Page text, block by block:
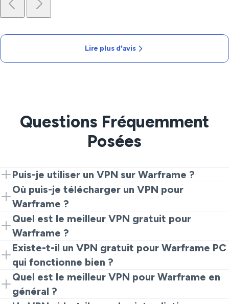
Lire plus d'avis
Questions Fréquemment
Posées
Puis-je utiliser un VPN sur Warframe ?
Oui. Installez VeePN, connectez-vous à un serveur
proche et lancez le jeu. C'est tout ce qu'il faut pour
obtenir une route privée et stable.
Où puis-je télécharger un VPN pour
Warframe ?
Téléchargez VeePN depuis notre site Web ou les
magasins d'applications, installez-le, choisissez un
emplacement et commencez à jouer.
Quel est le meilleur VPN gratuit pour
Warframe ?
Les services gratuits limitent souvent, ajoutent des
limites ou suivent les données. Pour des parties
fiables, une option payante comme VeePN est le
choix le plus sûr.
Existe-t-il un VPN gratuit pour Warframe PC
qui fonctionne bien ?
La plupart des applications de bureau gratuites peinent
en période de pointe et peuvent enregistrer les
activités. VeePN maintient vos sessions PC cryptées
Quel est le meilleur VPN pour Warframe en
général ?